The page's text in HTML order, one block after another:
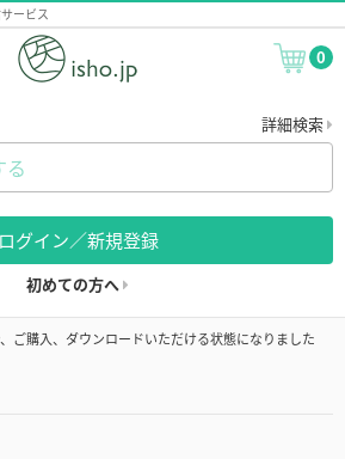
ービス
0
詳細検索
ログイン／新規登録
初めての方へ
ご購入、ダウンロードいただける状態になりました